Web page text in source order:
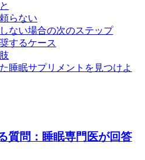
らない
ない場合の次のステップ
するケース
睡眠サプリメントを見つけよ
質問：睡眠専門医が回答